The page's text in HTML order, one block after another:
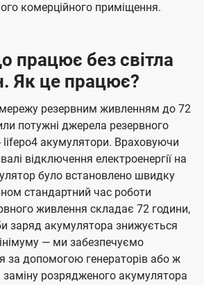
комерційного приміщення.
працює без світла
Як це працює?
резервним живленням до 72
потужні джерела резервного
lifepo4 акумулятори. Враховуючи
відключення електроенергії на
було встановлено швидку
стандартний час роботи
живлення складає 72 години,
заряд акумулятора знижується
— ми забезпечуємо
за допомогою генераторів або ж
розрядженого акумулятора